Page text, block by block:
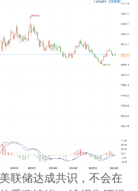
联储达成共识，不会在